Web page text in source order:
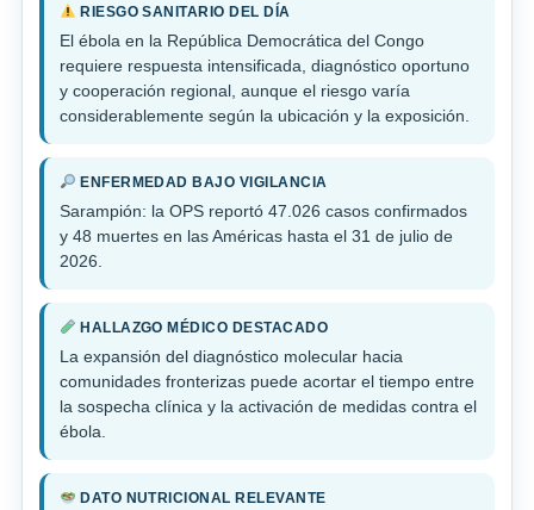
RIESGO SANITARIO DEL DÍA
El ébola en la República Democrática del Congo
requiere respuesta intensificada, diagnóstico oportuno
y cooperación regional, aunque el riesgo varía
considerablemente según la ubicación y la exposición.
ENFERMEDAD BAJO VIGILANCIA
Sarampión: la OPS reportó 47.026 casos confirmados
y 48 muertes en las Américas hasta el 31 de julio de
2026.
HALLAZGO MÉDICO DESTACADO
La expansión del diagnóstico molecular hacia
comunidades fronterizas puede acortar el tiempo entre
la sospecha clínica y la activación de medidas contra el
ébola.
DATO NUTRICIONAL RELEVANTE